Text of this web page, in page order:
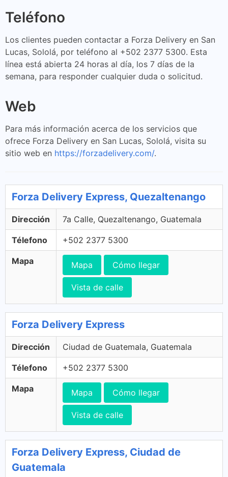
Teléfono
Los clientes pueden contactar a Forza Delivery en San
Lucas, Sololá, por teléfono al +502 2377 5300. Esta
línea está abierta 24 horas al día, los 7 días de la
semana, para responder cualquier duda o solicitud.
Web
Para más información acerca de los servicios que
ofrece Forza Delivery en San Lucas, Sololá, visita su
sitio web en https://forzadelivery.com/.
Forza Delivery Express, Quezaltenango
Dirección 7a Calle, Quezaltenango, Guatemala
Télefono +502 2377 5300
Mapa Mapa Cómo llegar
Vista de calle
Forza Delivery Express
Dirección Ciudad de Guatemala, Guatemala
Télefono +502 2377 5300
Mapa Mapa Cómo llegar
Vista de calle
Forza Delivery Express, Ciudad de
Guatemala